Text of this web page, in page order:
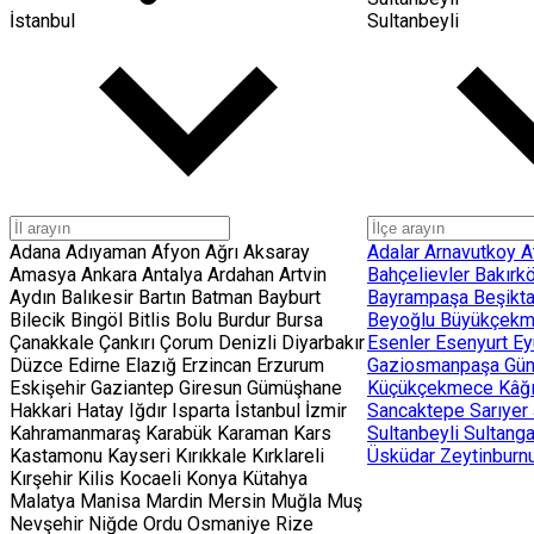
İstanbul
Adana Adıyaman Afyon Ağrı Aksaray
Amasya Ankara Antalya Ardahan Artvin
Aydın Balıkesir Bartın Batman Bayburt
Bilecik Bingöl Bitlis Bolu Burdur Bursa
Çanakkale Çankırı Çorum Denizli Diyarbakır
Düzce Edirne Elazığ Erzincan Erzurum
Eskişehir Gaziantep Giresun Gümüşhane
Hakkari Hatay Iğdır Isparta İstanbul İzmir
Kahramanmaraş Karabük Karaman Kars
Kastamonu Kayseri Kırıkkale Kırklareli
Kırşehir Kilis Kocaeli Konya Kütahya
Malatya Manisa Mardin Mersin Muğla Muş
Nevşehir Niğde Ordu Osmaniye Rize
Sultanbeyli
Adalar Arnavutkoy
Bahçelievler
Bayrampaşa
Beyoğlu
Esenler Esenyurt
Gaziosmanpaşa
Küçükçekmece
Sancaktepe Sarıyer
Sultanbeyli
Üsküdar